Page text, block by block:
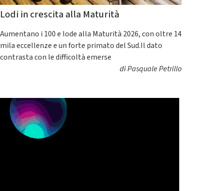
Lodi in crescita alla Maturità
Aumentano i 100 e lode alla Maturità 2026, con oltre 14
mila eccellenze e un forte primato del Sud.Il dato
contrasta con le difficoltà emerse
diPasquale Petrillo